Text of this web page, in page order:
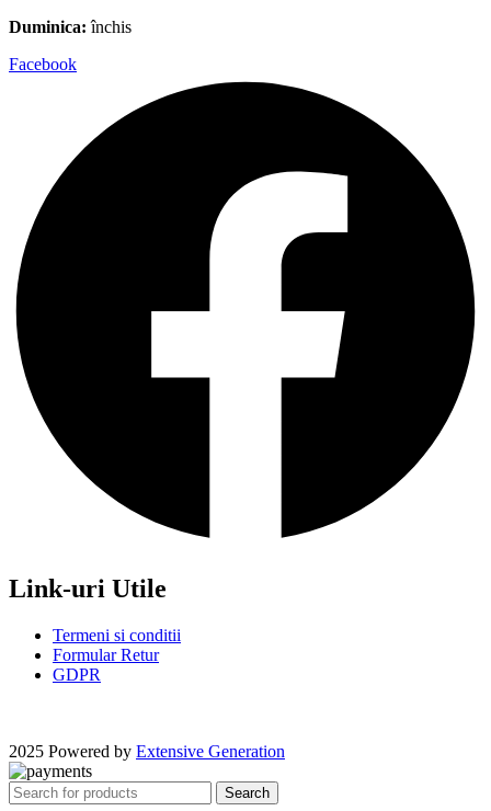
Duminica: închis
Facebook
Link-uri Utile
Termeni si conditii
Formular Retur
GDPR
2025 Powered by Extensive Generation
Search